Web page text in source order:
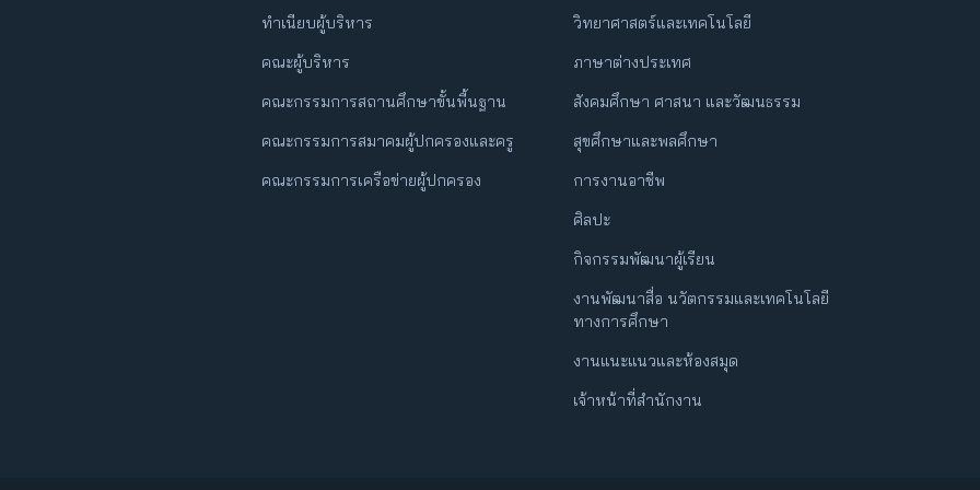
ทำเนียบผู้บริหาร
คณะผู้บริหาร
คณะกรรมการสถานศึกษาขั้นพื้นฐาน
คณะกรรมการสมาคมผู้ปกครองและครู
คณะกรรมการเครือข่ายผู้ปกครอง
วิทยาศาสตร์และเทคโนโลยี
ภาษาต่างประเทศ
สังคมศึกษา ศาสนา และวัฒนธรรม
สุขศึกษาและพลศึกษา
การงานอาชีพ
ศิลปะ
กิจกรรมพัฒนาผู้เรียน
งานพัฒนาสื่อ นวัตกรรมและเทคโนโลยี
ทางการศึกษา
งานแนะแนวและห้องสมุด
เจ้าหน้าที่สำนักงาน